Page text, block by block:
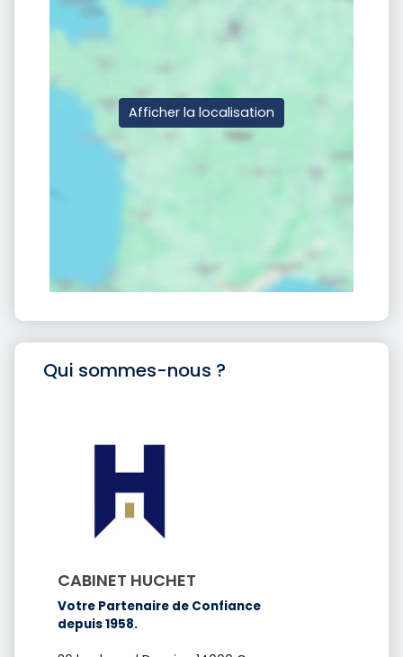
Afficher la localisation
Qui sommes-nous ?
CABINET HUCHET
Votre Partenaire de Confiance
depuis 1958.